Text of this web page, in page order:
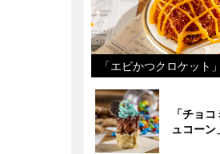
「エビかつクロケット」
「チョ
ュコーン